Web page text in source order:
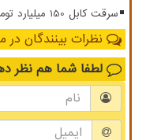
سرقت کابل 150 میلیارد تومان خسارت زد
نظرات بینندگان
لطفا شما هم نظر